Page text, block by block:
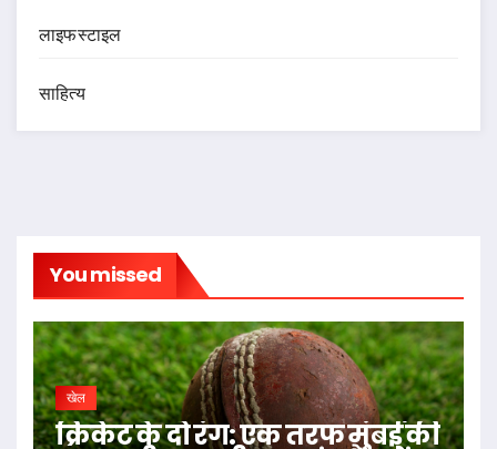
लाइफस्टाइल
साहित्य
You missed
खेल
क्रिकेट के दो रंग: एक तरफ मुंबई की